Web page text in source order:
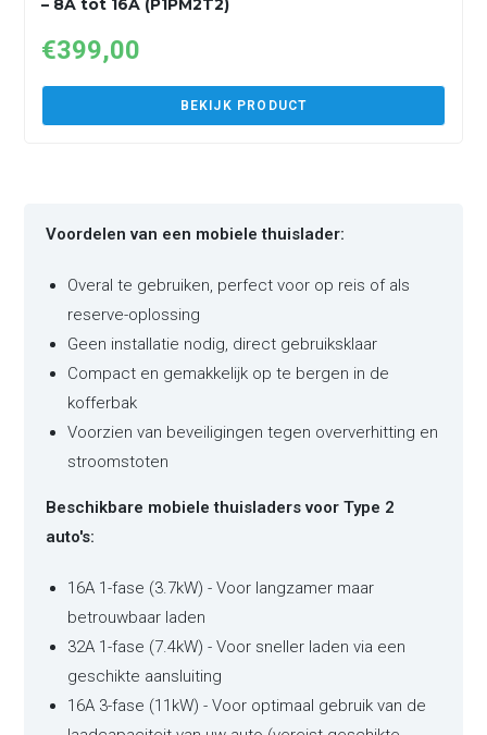
– 8A tot 16A (P1PM2T2)
€399,00
BEKIJK PRODUCT
Voordelen van een mobiele thuislader:
Overal te gebruiken, perfect voor op reis of als
reserve-oplossing
Geen installatie nodig, direct gebruiksklaar
Compact en gemakkelijk op te bergen in de
kofferbak
Voorzien van beveiligingen tegen oververhitting en
stroomstoten
Beschikbare mobiele thuisladers voor Type 2
auto's:
16A 1-fase (3.7kW) - Voor langzamer maar
betrouwbaar laden
32A 1-fase (7.4kW) - Voor sneller laden via een
geschikte aansluiting
16A 3-fase (11kW) - Voor optimaal gebruik van de